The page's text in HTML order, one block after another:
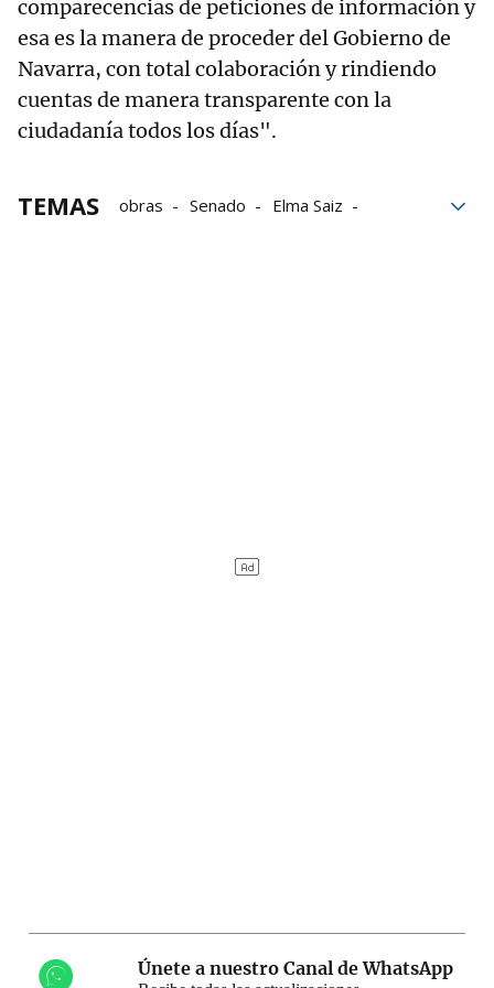
comparecencias de peticiones de información y
esa es la manera de proceder del Gobierno de
Navarra, con total colaboración y rindiendo
cuentas de manera transparente con la
ciudadanía todos los días".
TEMAS obras Senado
Elma Saiz
Únete a nuestro Canal de WhatsApp